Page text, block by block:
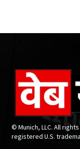
© Munich, LLC. All
registered U.S.